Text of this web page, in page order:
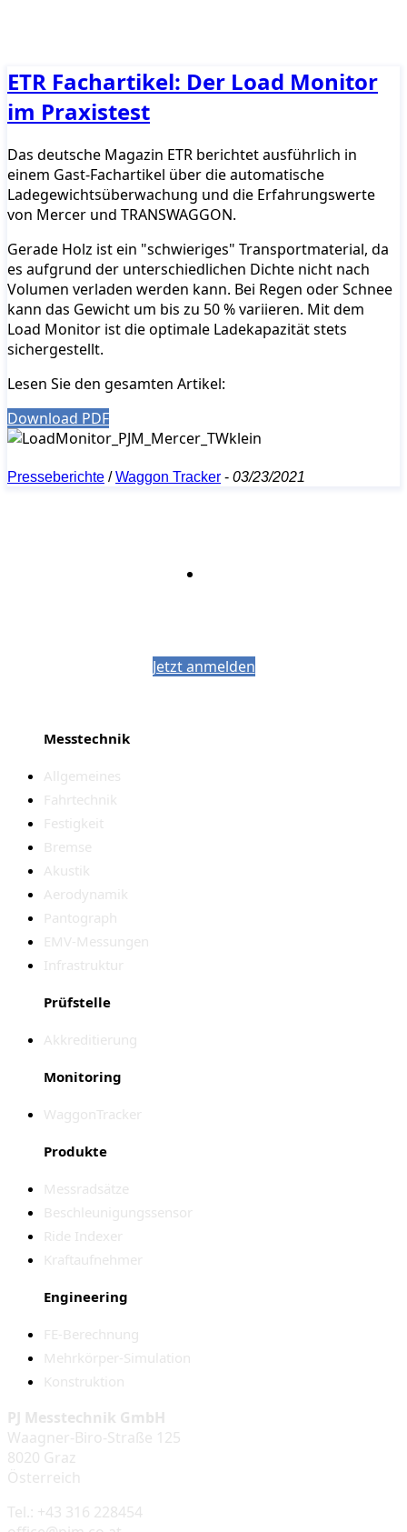
ETR Fachartikel: Der Load Monitor
im Praxistest
Das deutsche Magazin ETR berichtet ausführlich in
einem Gast-Fachartikel über die automatische
Ladegewichtsüberwachung und die Erfahrungswerte
von Mercer und TRANSWAGGON.
Gerade Holz ist ein "schwieriges" Transportmaterial, da
es aufgrund der unterschiedlichen Dichte nicht nach
Volumen verladen werden kann. Bei Regen oder Schnee
kann das Gewicht um bis zu 50 % variieren. Mit dem
Load Monitor ist die optimale Ladekapazität stets
sichergestellt.
Lesen Sie den gesamten Artikel:
Download PDF
Presseberichte /Waggon Tracker - 03/23/2021
Jetzt anmelden
Messtechnik
Allgemeines
Fahrtechnik
Festigkeit
Bremse
Akustik
Aerodynamik
Pantograph
EMV-Messungen
Infrastruktur
Prüfstelle
Akkreditierung
Monitoring
WaggonTracker
Produkte
Messradsätze
Beschleunigungssensor
Ride Indexer
Kraftaufnehmer
Engineering
FE-Berechnung
Mehrkörper-Simulation
Konstruktion
PJ Messtechnik GmbH
Waagner-Biro-Straße 125
8020 Graz
Österreich
Tel.: +43 316 228454